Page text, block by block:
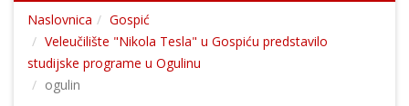
Naslovnica
Gospić
Veleučilište "Nikola Tesla" u Gospiću predstavilo
studijske programe u Ogulinu
ogulin